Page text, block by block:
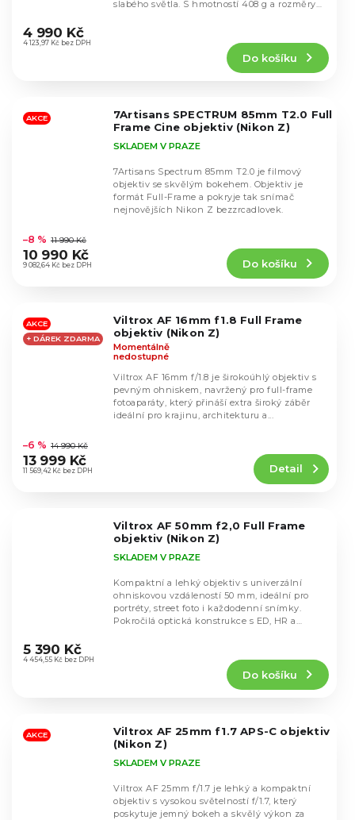
hodnocení
produktu
hvězdiček.
4 123,97 Kč bez DPH
4 990 Kč
Do košíku
slabého světla. S hmotností 408 g a rozměry
AKCE
7Artisans SPECTRUM 85mm T2.0 Full
Frame Cine objektiv (Nikon Z)
hodnocení
produktu
je
hvězdiček.
SKLADEM V PRAZE
9 082,64 Kč bez DPH
–8 % 11 990 Kč
10 990 Kč
Do košíku
7Artisans Spectrum 85mm T2.0 je filmový
objektiv se skvělým bokehem. Objektiv je
formát Full-Frame a pokryje tak snímač
nejnovějších Nikon Z bezzrcadlovek.
AKCE
+ DÁREK ZDARMA
Viltrox AF 16mm f1.8 Full Frame
objektiv (Nikon Z)
hodnocení
produktu
je
Momentálně
nedostupné
11 569,42 Kč bez DPH
–6 % 14 990 Kč
13 999 Kč Detail
Viltrox AF 16mm f/1.8 je širokoúhlý objektiv s
pevným ohniskem, navržený pro full-frame
fotoaparáty, který přináší extra široký záběr
ideální pro krajinu, architekturu a...
Viltrox AF 50mm f2,0 Full Frame
objektiv (Nikon Z)
hodnocení
produktu
hvězdiček.
SKLADEM V PRAZE
4 454,55 Kč bez DPH
5 390 Kč
Do košíku
Kompaktní a lehký objektiv s univerzální
ohniskovou vzdáleností 50 mm, ideální pro
portréty, street foto i každodenní snímky.
Pokročilá optická konstrukce s ED, HR a
AKCE
Viltrox AF 25mm f1.7 APS-C objektiv
(Nikon Z)
SKLADEM V PRAZE
Viltrox AF 25mm f/1.7 je lehký a kompaktní
objektiv s vysokou světelností f/1.7, který
poskytuje jemný bokeh a skvělý výkon za